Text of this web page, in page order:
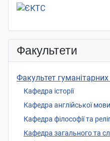
Факультети
Факультет
Кафедра історії
Кафедра англійської мови
Кафедра філософії та
Кафедра загального та